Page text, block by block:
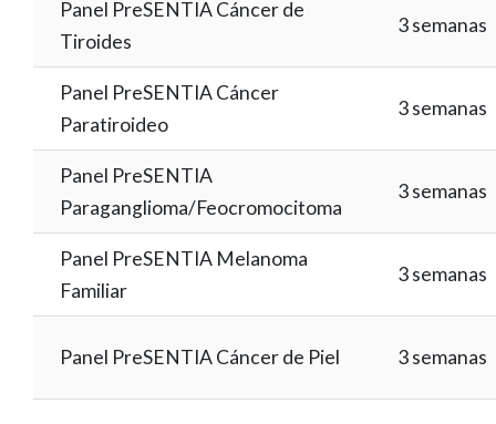
Panel PreSENTIA Cáncer de
Tiroides
3 semanas
Panel PreSENTIA Cáncer
Paratiroideo
3 semanas
Panel PreSENTIA
Paraganglioma/Feocromocitoma
3 semanas
Panel PreSENTIA Melanoma
Familiar
3 semanas
Panel PreSENTIA Cáncer de Piel 3 semanas